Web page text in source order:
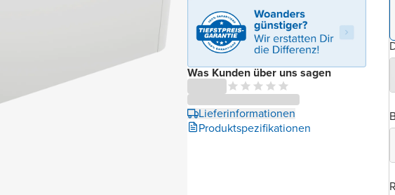
Was Kunden über uns sagen
Lieferinformationen
Produktspezifikationen